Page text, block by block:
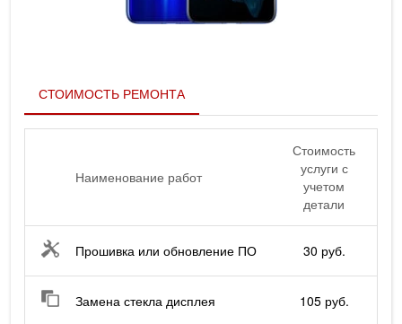
СТОИМОСТЬ РЕМОНТА
Наименование работ
Стоимость
услуги с
учетом
детали
Прошивка или обновление ПО 30 руб.
Замена стекла дисплея 105 руб.